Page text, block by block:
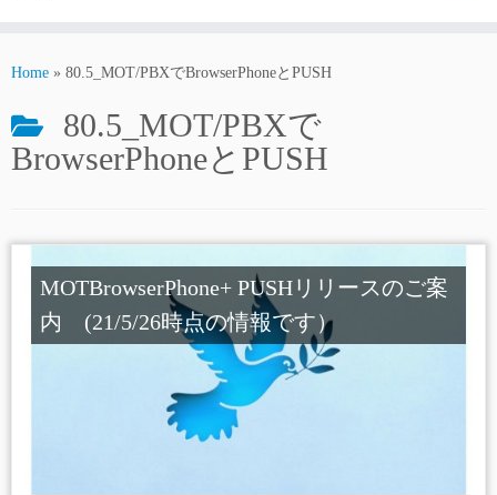
Home » 80.5_MOT/PBXでBrowserPhoneとPUSH
80.5_MOT/PBXで
BrowserPhoneとPUSH
MOTBrowserPhone+ PUSHリリースのご案
内 (21/5/26時点の情報です）